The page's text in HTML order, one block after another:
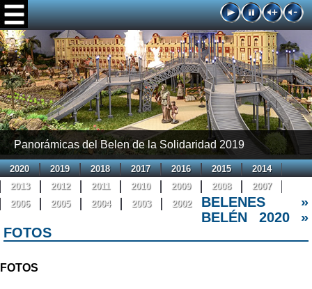
Panorámicas del Belen de la Solidaridad 2019
BELEN DE LA
SOLIDARIDAD
2020 2019 2018 2017 2016 2015
2014
2013
2012 2011 2010 2009 2008
2007
2006
2005 2004 2003 2002
BELENES »
BELÉN 2020 »
FOTOS
FOTOS